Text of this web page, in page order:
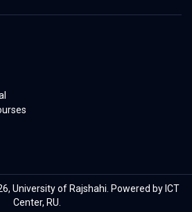
University of Rajshahi. Powered by ICT
Center, RU.